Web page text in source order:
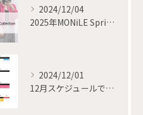
2024/12/04
2025年MONiLE Spring collection
2024/12/01
12月スケジュールです✨